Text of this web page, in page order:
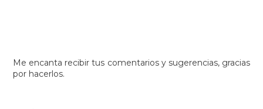
Me encanta recibir tus comentarios y sugerencias, gracias
por hacerlos.